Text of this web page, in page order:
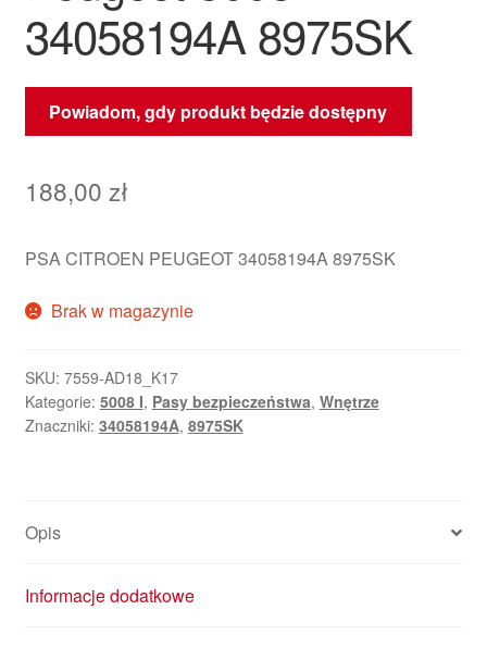
34058194A 8975SK
Powiadom, gdy produkt będzie dostępny
188,00 zł
PSA CITROEN PEUGEOT 34058194A 8975SK
Brak w magazynie
SKU: 7559-AD18_K17
Kategorie: 5008 I, Pasy bezpieczeństwa, Wnętrze
Znaczniki: 34058194A, 8975SK
Opis
Informacje dodatkowe